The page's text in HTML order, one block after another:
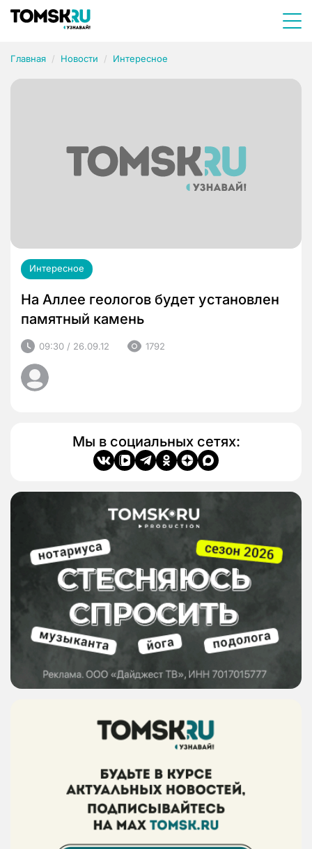
Главная Новости Интересное
Интересное
На Аллее геологов будет установлен
памятный камень
09:30 / 26.09.12 1792
Мы в социальных сетях: